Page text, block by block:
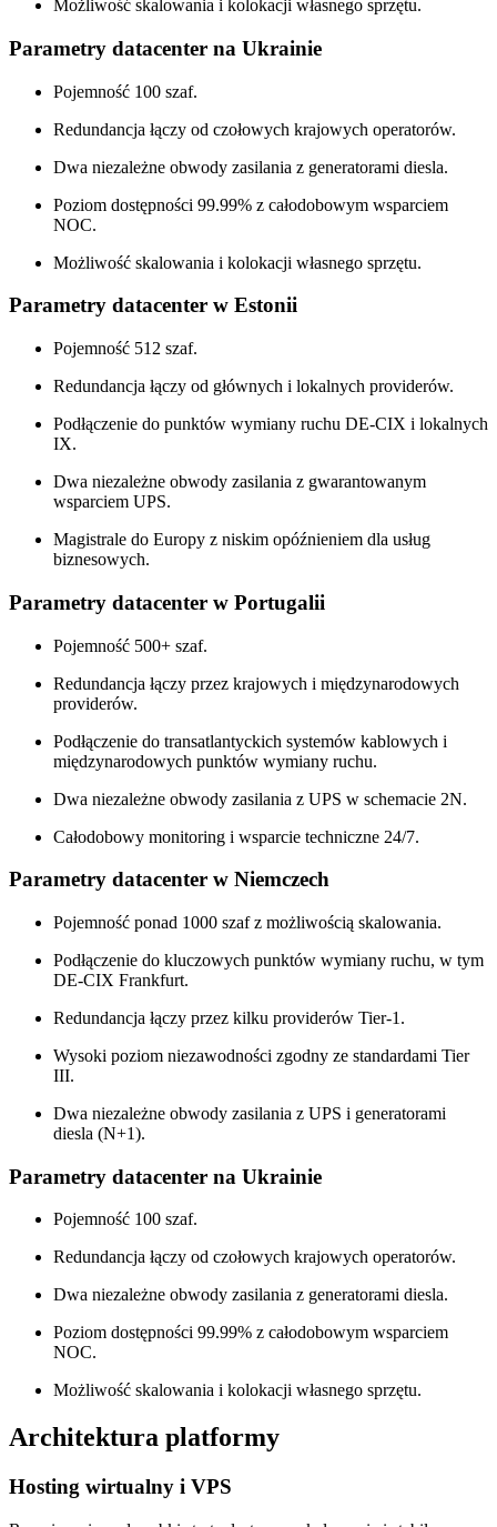
Możliwość skalowania i kolokacji własnego sprzętu.
Parametry datacenter na Ukrainie
Pojemność 100 szaf.
Redundancja łączy od czołowych krajowych operatorów.
Dwa niezależne obwody zasilania z generatorami diesla.
Poziom dostępności 99.99% z całodobowym wsparciem
NOC.
Możliwość skalowania i kolokacji własnego sprzętu.
Parametry datacenter w Estonii
Pojemność 512 szaf.
Redundancja łączy od głównych i lokalnych providerów.
Podłączenie do punktów wymiany ruchu DE-CIX i lokalnych
IX.
Dwa niezależne obwody zasilania z gwarantowanym
wsparciem UPS.
Magistrale do Europy z niskim opóźnieniem dla usług
biznesowych.
Parametry datacenter w Portugalii
Pojemność 500+ szaf.
Redundancja łączy przez krajowych i międzynarodowych
providerów.
Podłączenie do transatlantyckich systemów kablowych i
międzynarodowych punktów wymiany ruchu.
Dwa niezależne obwody zasilania z UPS w schemacie 2N.
Całodobowy monitoring i wsparcie techniczne 24/7.
Parametry datacenter w Niemczech
Pojemność ponad 1000 szaf z możliwością skalowania.
Podłączenie do kluczowych punktów wymiany ruchu, w tym
DE-CIX Frankfurt.
Redundancja łączy przez kilku providerów Tier-1.
Wysoki poziom niezawodności zgodny ze standardami Tier
III.
Dwa niezależne obwody zasilania z UPS i generatorami
diesla (N+1).
Parametry datacenter na Ukrainie
Pojemność 100 szaf.
Redundancja łączy od czołowych krajowych operatorów.
Dwa niezależne obwody zasilania z generatorami diesla.
Poziom dostępności 99.99% z całodobowym wsparciem
NOC.
Możliwość skalowania i kolokacji własnego sprzętu.
Architektura platformy
Hosting wirtualny i VPS